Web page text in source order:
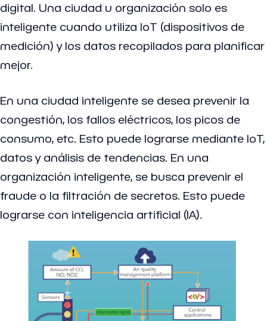
digital. Una ciudad u organización solo es
inteligente cuando utiliza IoT (dispositivos de
medición) y los datos recopilados para planificar
mejor.
En una ciudad inteligente se desea prevenir la
congestión, los fallos eléctricos, los picos de
consumo, etc. Esto puede lograrse mediante IoT,
datos y análisis de tendencias. En una
organización inteligente, se busca prevenir el
fraude o la filtración de secretos. Esto puede
lograrse con inteligencia artificial (IA).